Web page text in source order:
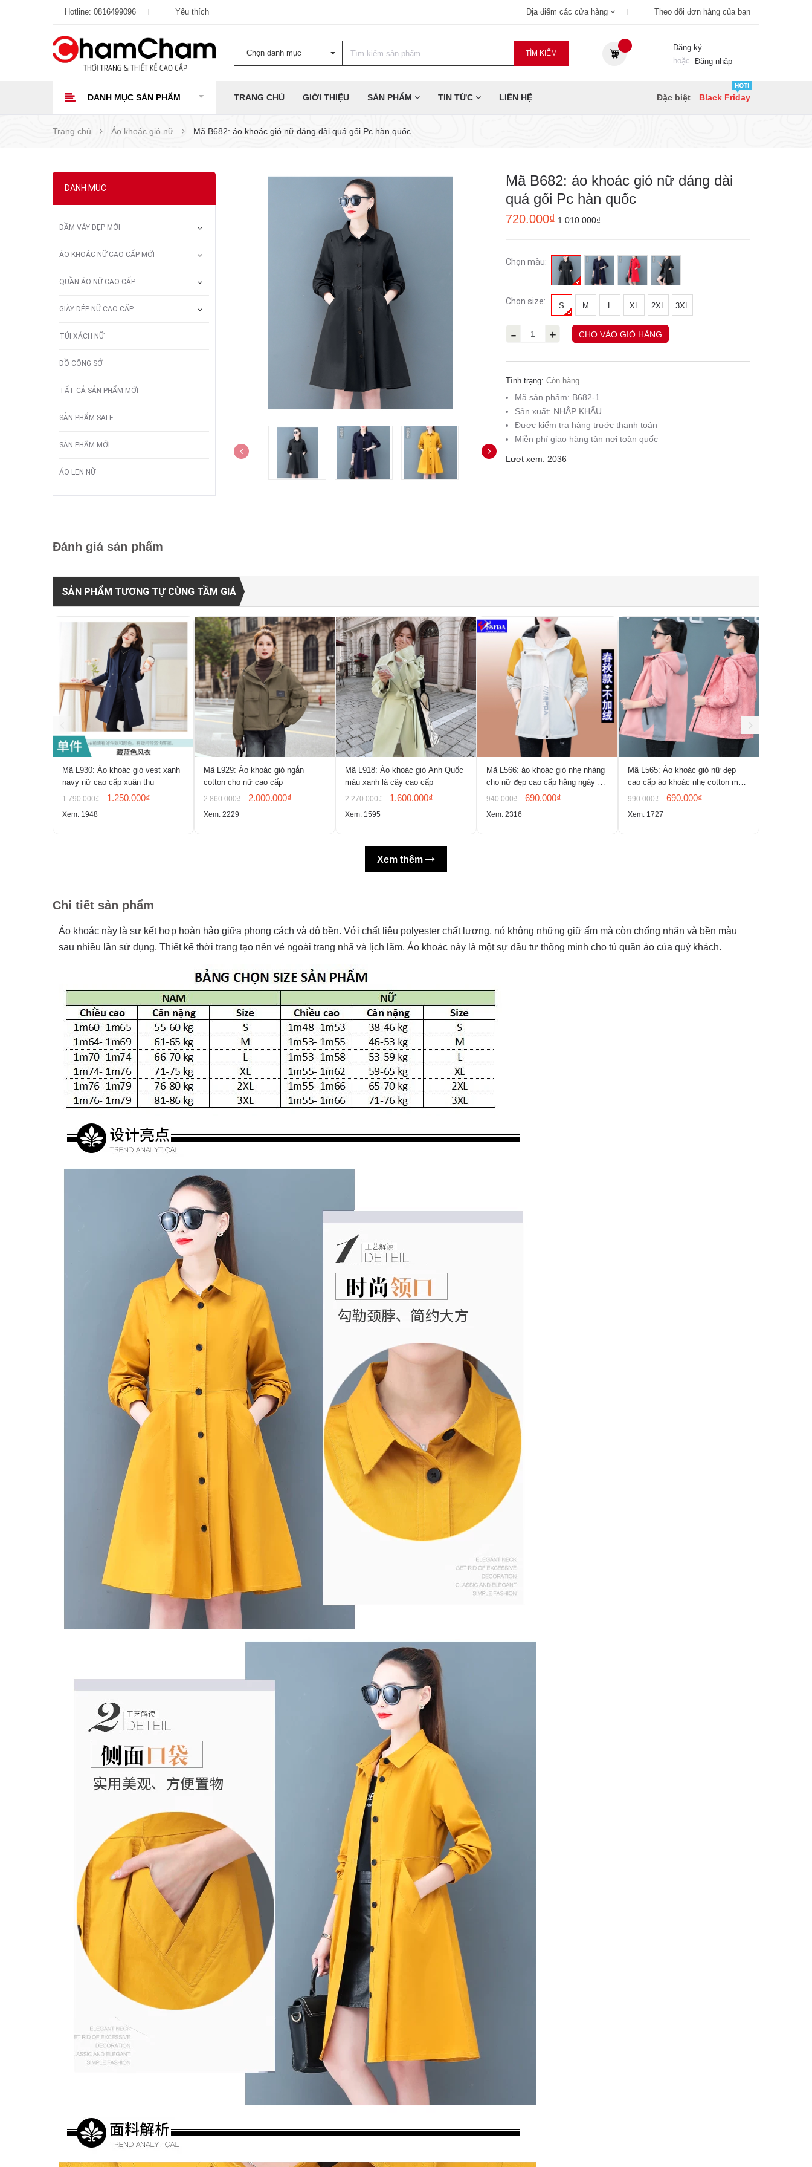
Hotline: 0816499096 Yêu thích Địa điểm các cửa hàng Theo dõi đơn hàng của bạn
Chọn danh mục TÌM KIẾM
Đăng ký
hoặc Đăng nhập
DANH MỤC SẢN PHẨM TRANG CHỦ GIỚI THIỆU SẢN PHẨM TIN TỨC LIÊN HỆ Đặc biệt Black Friday
Trang chủ Áo khoác gió nữ Mã B682: áo khoác gió nữ dáng dài quá gối Pc hàn quốc
DANH MỤC
ĐẦM VÁY ĐẸP MỚI
ÁO KHOÁC NỮ CAO CẤP MỚI
QUẦN ÁO NỮ CAO CẤP
GIÀY DÉP NỮ CAO CẤP
TÚI XÁCH NỮ
ĐỒ CÔNG SỞ
TẤT CẢ SẢN PHẨM MỚI
SẢN PHẨM SALE
SẢN PHẨM MỚI
ÁO LEN NỮ
Mã B682: áo khoác gió nữ dáng dài
quá gối Pc hàn quốc
720.000₫ 1.010.000₫
Chọn màu:
Chọn size: S M L XL 2XL 3XL
- + CHO VÀO GIỎ HÀNG
Tình trạng: Còn hàng
Mã sản phẩm: B682-1
Sản xuất: NHẬP KHẨU
Được kiểm tra hàng trước thanh toán
Miễn phí giao hàng tận nơi toàn quốc
Lượt xem: 2036
Đánh giá sản phẩm
SẢN PHẨM TƯƠNG TỰ CÙNG TẦM GIÁ
Mã L930: Áo khoác gió vest xanh
navy nữ cao cấp xuân thu
1.790.000₫ 1.250.000₫
Xem: 1948
Mã L929: Áo khoác gió ngắn
cotton cho nữ cao cấp
2.860.000₫ 2.000.000₫
Xem: 2229
Mã L918: Áo khoác gió Anh Quốc
màu xanh lá cây cao cấp
2.270.000₫ 1.600.000₫
Xem: 1595
Mã L566: áo khoác gió nhẹ nhàng
cho nữ đẹp cao cấp hằng ngày du
lịch leo núi ngoài trời
940.000₫ 690.000₫
Xem: 2316
Mã L565: Áo khoác gió nữ đẹp
cao cấp áo khoác nhẹ cotton mặc
hai mặt
990.000₫ 690.000₫
Xem: 1727
Xem thêm
Chi tiết sản phẩm
Áo khoác này là sự kết hợp hoàn hảo giữa phong cách và độ bền. Với chất liệu polyester chất lượng, nó không những giữ ấm mà còn chống nhăn và bền màu
sau nhiều lần sử dụng. Thiết kế thời trang tạo nên vẻ ngoài trang nhã và lịch lãm. Áo khoác này là một sự đầu tư thông minh cho tủ quần áo của quý khách.